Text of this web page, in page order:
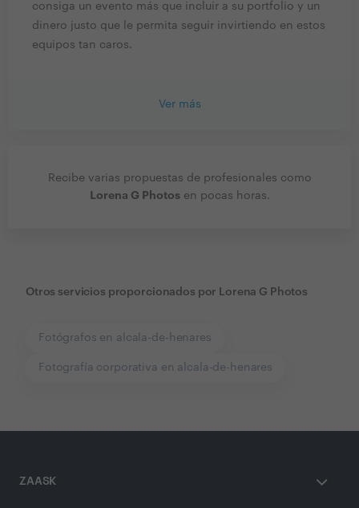
consiga un evento más que incluir a su portfolio y un
dinero justo que le permita seguir invirtiendo en estos
equipos tan caros.
Ver más
Recibe varias propuestas de profesionales como
Lorena G Photosen pocas horas.
Otros servicios proporcionados por Lorena G Photos
Fotógrafos en alcala-de-henares
Fotografía corporativa en alcala-de-henares
ZAASK